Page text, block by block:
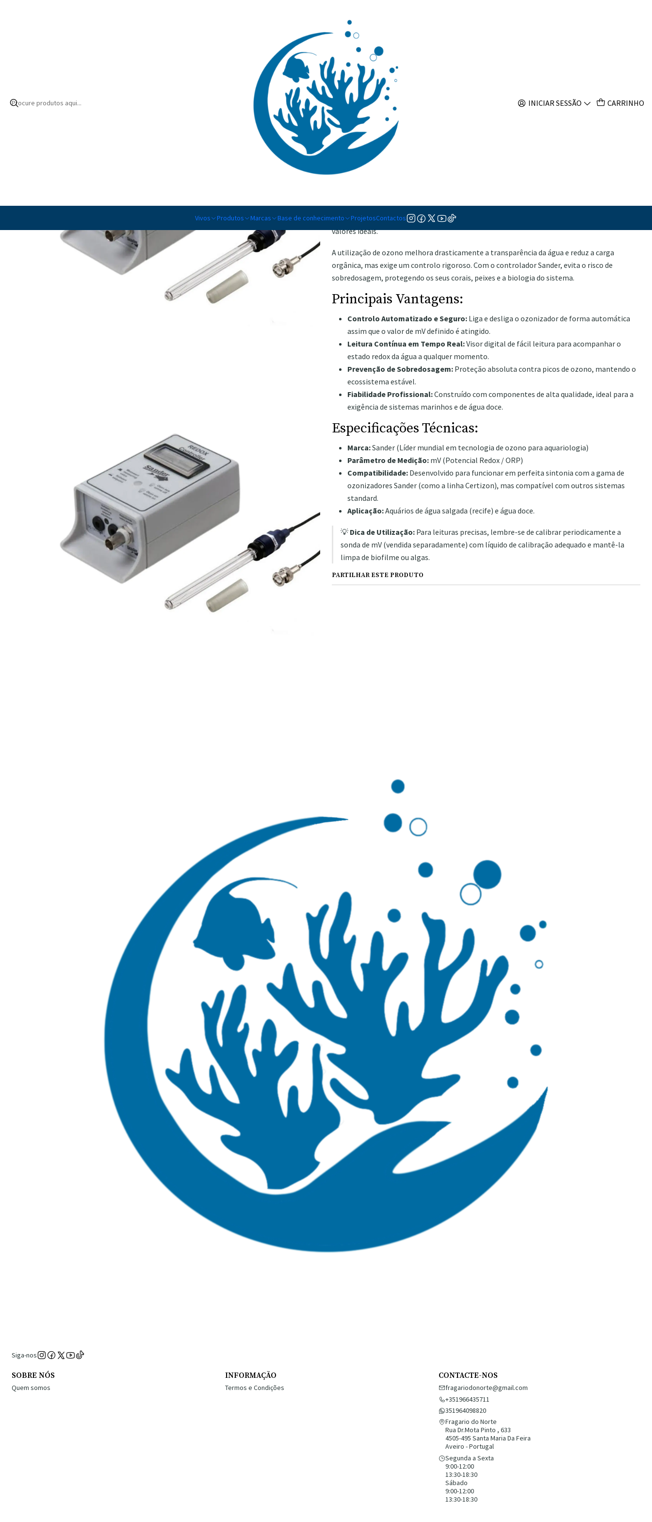
INICIAR SESSÃO CARRINHO
Vivos Produtos Marcas Base de conhecimento ProjetosContactos
Controlador Mv para Ozono
Quantidade
Comprar agora
Adicionar à lista de favoritos
Mostrar stock das localizações
DESCRIÇÃO
equipamento monitoriza continuamente o Potencial de Oxirredução (ORP / Redox) da água,
garantindo que o seu gerador de ozono funciona apenas quando necessário e dentro dos
valores ideais.
A utilização de ozono melhora drasticamente a transparência da água e reduz a carga
orgânica, mas exige um controlo rigoroso. Com o controlador Sander, evita o risco de
sobredosagem, protegendo os seus corais, peixes e a biologia do sistema.
Principais Vantagens:
Controlo Automatizado e Seguro: Liga e desliga o ozonizador de forma automática
assim que o valor de mV definido é atingido.
Leitura Contínua em Tempo Real:Visor digital de fácil leitura para acompanhar o
estado redox da água a qualquer momento.
Prevenção de Sobredosagem: Proteção absoluta contra picos de ozono, mantendo o
ecossistema estável.
Fiabilidade Profissional:Construído com componentes de alta qualidade, ideal para a
exigência de sistemas marinhos e de água doce.
Especificações Técnicas:
Marca:Sander (Líder mundial em tecnologia de ozono para aquariologia)
Parâmetro de Medição: mV (Potencial Redox / ORP)
Compatibilidade: Desenvolvido para funcionar em perfeita sintonia com a gama de
ozonizadores Sander (como a linha Certizon), mas compatível com outros sistemas
standard.
Aplicação:Aquários de água salgada (recife) e água doce.
💡 Dica de Utilização: Para leituras precisas, lembre-se de calibrar periodicamente a
sonda de mV (vendida separadamente) com líquido de calibração adequado e mantê-la
limpa de biofilme ou algas.
PARTILHAR ESTE PRODUTO
Siga-nos
SOBRE NÓS
Quem somos
INFORMAÇÃO
Termos e Condições
CONTACTE-NOS
fragariodonorte@gmail.com
+351966435711
351964098820
Fragario do Norte
Rua Dr.Mota Pinto , 633
4505-495 Santa Maria Da Feira
Aveiro - Portugal
Segunda a Sexta
9:00-12:00
13:30-18:30
Sábado
9:00-12:00
13:30-18:30